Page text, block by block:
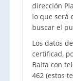
dirección
lo que será
buscar el
Los datos
certificad,
Balta con
462 (estos